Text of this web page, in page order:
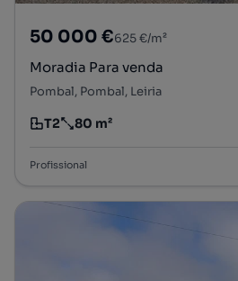
50 000 €625 €/m²
Moradia Para venda
Pombal, Pombal, Leiria
Tipologia
T2
Preço por metro quadrado
80 m²
Profissional